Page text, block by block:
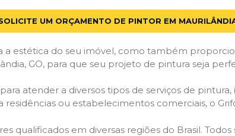
UM ORÇAMENTO DE PINTOR EM
a estética do seu imóvel, como também
GO, para que seu projeto de pintura seja
atender a diversos tipos de serviços de
residências ou estabelecimentos comerciais, o
qualificados em diversas regiões do Brasil.